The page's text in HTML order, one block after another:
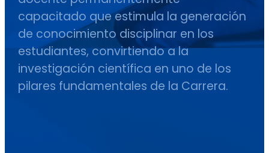
capacitado que estimula la generación
de conocimiento disciplinar en los
estudiantes, convirtiendo a la
investigación científica en uno de los
pilares fundamentales de la Carrera.